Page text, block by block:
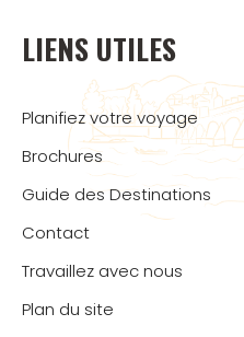
LIENS UTILES
Planifiez votre voyage
Brochures
Guide des Destinations
Contact
Travaillez avec nous
Plan du site